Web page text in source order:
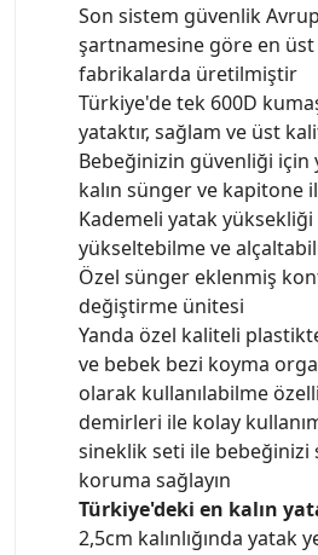
Son sistem güvenlik
şartnamesine göre en
fabrikalarda üretilmiştir
Türkiye'de tek 600D
yataktır, sağlam ve üst
Bebeğinizin güvenliği için
kalın sünger ve kapitone
Kademeli yatak
yükseltebilme ve
Özel sünger eklenmiş
değiştirme ünitesi
Yanda özel kaliteli
ve bebek bezi koyma
olarak kullanılabilme
demirleri ile kolay
sineklik seti ile bebeğinizi
koruma sağlayın
Türkiye'deki en kalın
2,5cm kalınlığında yatak